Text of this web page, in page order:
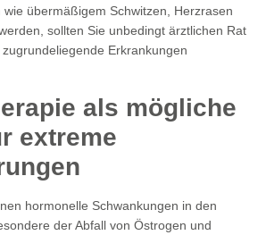
übermäßigem Schwitzen, Herzrasen
sollten Sie unbedingt ärztlichen Rat
Erkrankungen
als mögliche
extreme
hormonelle Schwankungen in den
der Abfall von Östrogen und